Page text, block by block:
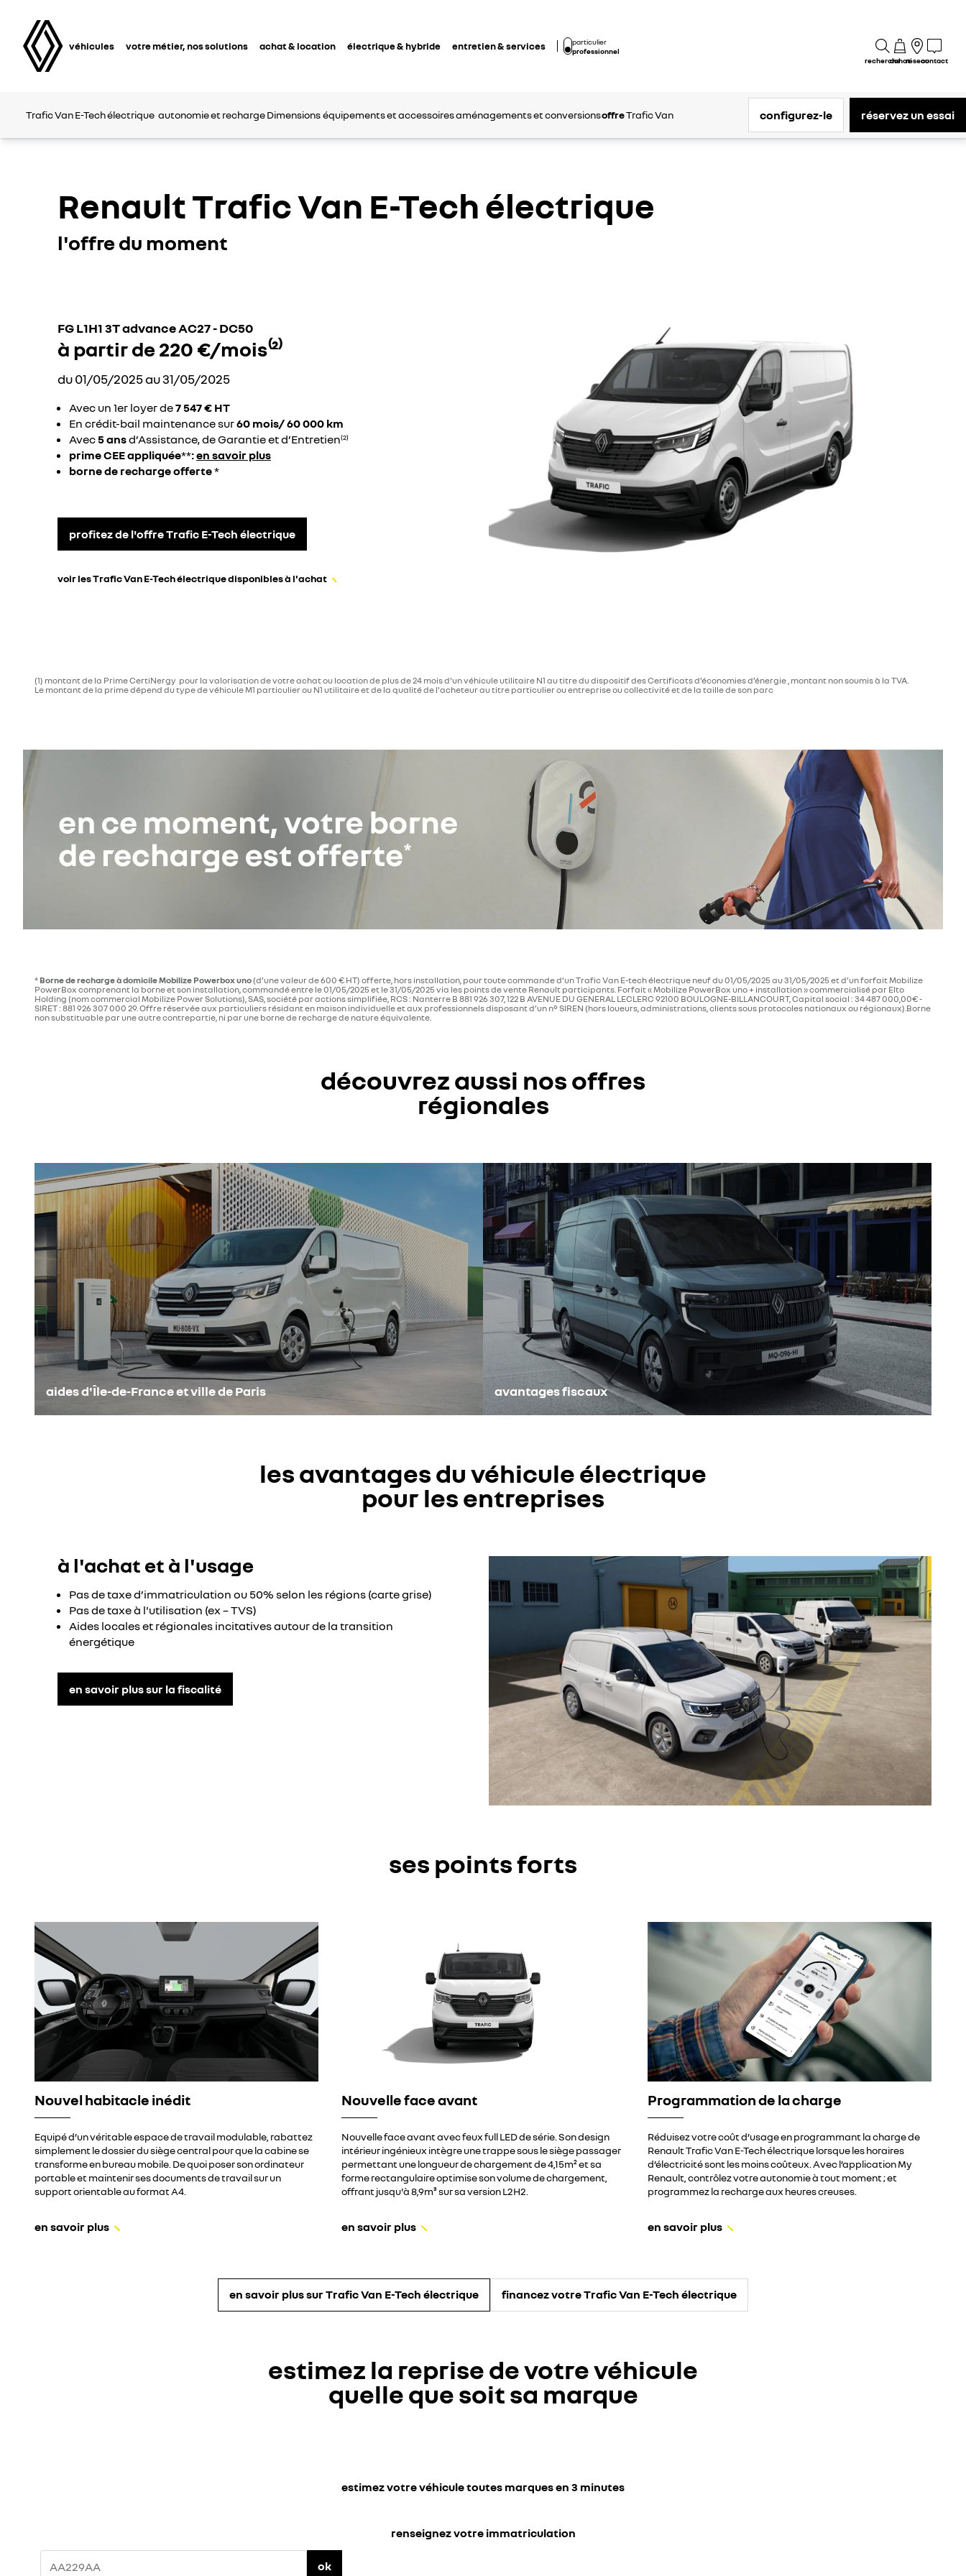
véhicules votre métier, nos solutions achat & location électrique & hybride entretien & services
particulier
professionnel
rechercheachatréseaucontact
Trafic Van E-Tech électrique autonomie et recharge Dimensionséquipements et accessoiresaménagements et conversionsoffreTrafic Van configurez-le réservez un essai
Renault Trafic Van E-Tech électrique
l'offre du moment
FG L1H1 3T advance AC27 - DC50
à partir de 220 €/mois⁽²⁾
du 01/05/2025 au 31/05/2025
Avec un 1er loyer de7 547 € HT
En crédit-bail maintenance sur60 mois/ 60 000 km
Avec5 ansd’Assistance, de Garantie et d’Entretien(2)
prime CEE appliquée**:en savoir plus
borne de recharge offerte*
profitez de l'offre Trafic E-Tech électrique
voir les Trafic Van E-Tech électrique disponibles à l'achat
(1) montant de la Prime CertiNergy pour la valorisation de votre achat ou location de plus de 24 mois d'un véhicule utilitaire N1 au titre du dispositif des Certificats d’économies d’énergie , montant non soumis à la TVA.
Le montant de la prime dépend du type de véhicule M1 particulier ou N1 utilitaire et de la qualité de l'acheteur au titre particulier ou entreprise ou collectivité et de la taille de son parc
* Borne de recharge à domicile Mobilize Powerbox uno (d’une valeur de 600 € HT) offerte, hors installation, pour toute commande d’un Trafic Van E-tech électrique neuf du 01/05/2025 au 31/05/2025 et d’un forfait Mobilize
PowerBox comprenant la borne et son installation, commandé entre le 01/05/2025 et le 31/05/2025 via les points de vente Renault participants. Forfait « Mobilize PowerBox uno + installation » commercialisé par Elto
Holding (nom commercial Mobilize Power Solutions), SAS, société par actions simplifiée, RCS : Nanterre B 881 926 307, 122 B AVENUE DU GENERAL LECLERC 92100 BOULOGNE-BILLANCOURT, Capital social : 34 487 000,00€ -
SIRET : 881 926 307 000 29. Offre réservée aux particuliers résidant en maison individuelle et aux professionnels disposant d’un n° SIREN (hors loueurs, administrations, clients sous protocoles nationaux ou régionaux).Borne
non substituable par une autre contrepartie, ni par une borne de recharge de nature équivalente.
découvrez aussi nos offres
régionales
aides d'Île-de-France et ville de Paris avantages fiscaux
les avantages du véhicule électrique
pour les entreprises
à l'achat et à l'usage
Pas de taxe d’immatriculation ou 50% selon les régions (carte grise)
Pas de taxe à l'utilisation (ex – TVS)
Aides locales et régionales incitatives autour de la transition
énergétique
en savoir plus sur la fiscalité
ses points forts
Nouvel habitacle inédit
Equipé d’un véritable espace de travail modulable, rabattez
simplement le dossier du siège central pour que la cabine se
transforme en bureau mobile. De quoi poser son ordinateur
portable et maintenir ses documents de travail sur un
support orientable au format A4.
en savoir plus
Nouvelle face avant
Nouvelle face avant avec feux full LED de série. Son design
intérieur ingénieux intègre une trappe sous le siège passager
permettant une longueur de chargement de 4,15m² et sa
forme rectangulaire optimise son volume de chargement,
offrant jusqu'à 8,9m³ sur sa version L2H2.
en savoir plus
Programmation de la charge
Réduisez votre coût d’usage en programmant la charge de
Renault Trafic Van E-Tech électrique lorsque les horaires
d’électricité sont les moins coûteux. Avec l’application My
Renault, contrôlez votre autonomie à tout moment ; et
programmez la recharge aux heures creuses.
en savoir plus
en savoir plus sur Trafic Van E-Tech électrique financez votre Trafic Van E-Tech électrique
estimez la reprise de votre véhicule
quelle que soit sa marque
estimez votre véhicule toutes marques en 3 minutes
renseignez votre immatriculation
ok